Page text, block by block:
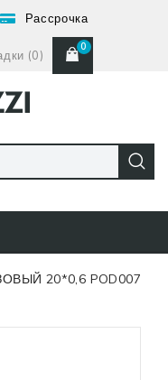
Рассрочка
(0)
0
20*0,6 POD007